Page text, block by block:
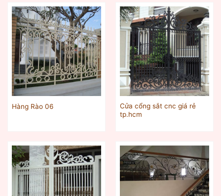
Hàng Rào 06
Cửa cổng sắt cnc giá rẻ
tp.hcm